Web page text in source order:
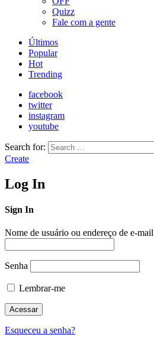
Quizz
Fale com a gente
Últimos
Popular
Hot
Trending
facebook
twitter
instagram
youtube
Search for:
Create
Log In
Sign In
Nome de usuário ou endereço de e-mail
Senha
Lembrar-me
Esqueceu a senha?